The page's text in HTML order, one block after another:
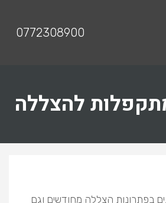
0772308900
להצללה
בפתרונות הצללה מחודשים וגם